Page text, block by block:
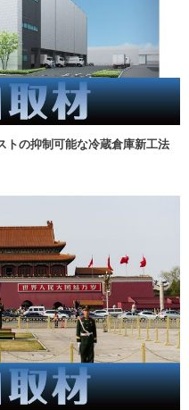
トの抑制可能な冷蔵倉庫新工法